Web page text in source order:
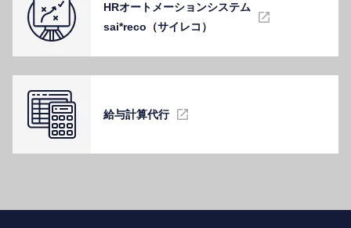
HRオートメーションシステム
sai*reco（サイレコ）
給与計算代⾏